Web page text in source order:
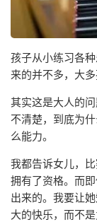
孩子从小练习各
来的并不多，大多
其实这是大人的
不清楚，到底为
么能力。
我都告诉女儿，
拥有了资格。而
出来的。我要让
大的快乐，而不是